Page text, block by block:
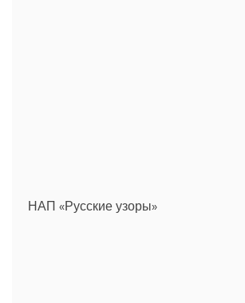
НАП «Русские узоры»